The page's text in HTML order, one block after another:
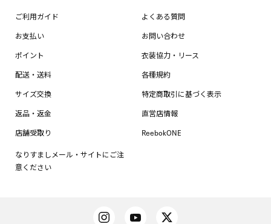
ご利用ガイド
お支払い
ポイント
配送・送料
サイズ交換
返品・返金
店舗受取り
なりすましメール・サイトにご注
意ください
よくある質問
お問い合わせ
衣装協力・リース
各種規約
特定商取引に基づく表示
直営店情報
ReebokONE